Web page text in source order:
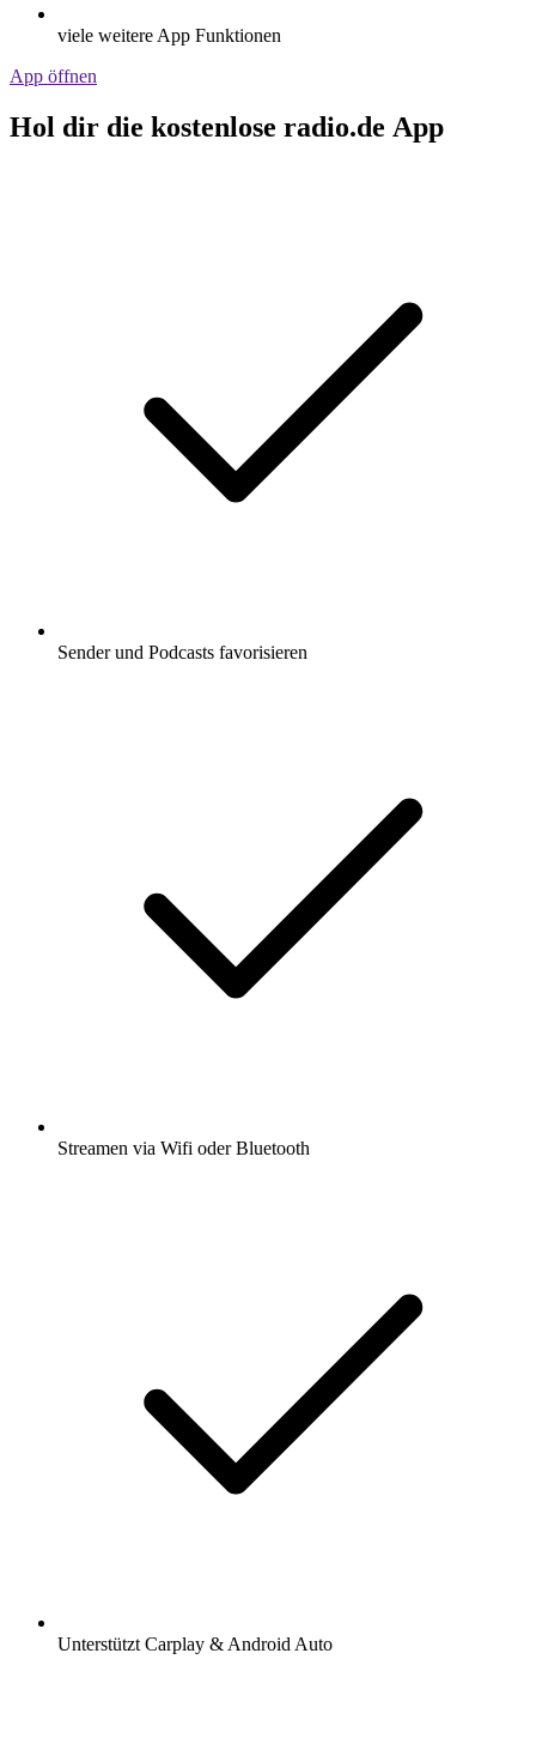
viele weitere App Funktionen
App öffnen
Hol dir die kostenlose radio.de App
Sender und Podcasts favorisieren
Streamen via Wifi oder Bluetooth
Unterstützt Carplay & Android Auto